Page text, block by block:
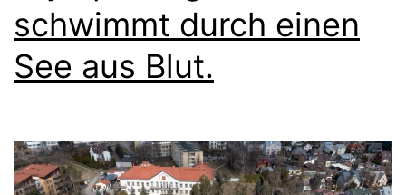
schwimmt durch einen
See aus Blut.